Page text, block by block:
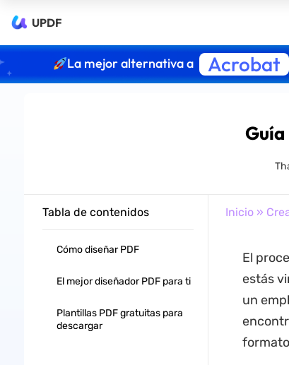
UPDF
La mejor alternativa a Acrobat
Guía
Tabla de contenidos
Cómo diseñar PDF
El mejor diseñador PDF para ti
Plantillas PDF gratuitas para
descargar
Inicio»
El
estás
un